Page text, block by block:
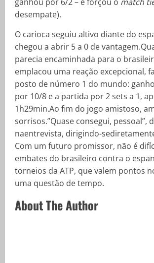
desempate).
O carioca seguiu altivo diante do
chegou a abrir 5 a 0 de
parecia encaminhada para o
emplacou uma reação excepcional,
posto de número 1 do mundo:
por 10/8 e a partida por 2 sets a 1,
1h29min.Ao fim do jogo amistoso,
sorrisos.”Quase consegui, pessoal”,
naentrevista, dirigindo-
Com um futuro promissor, não é
embates do brasileiro contra o
torneios da ATP, que valem pontos
uma questão de tempo.
About The Author